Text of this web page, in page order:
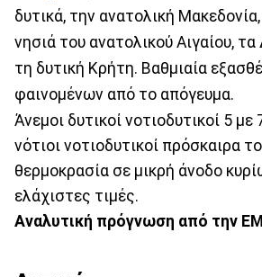
δυτικά, την ανατολική
νησιά του ανατολικού Αιγαίου,
τη δυτική Κρήτη. Βαθμιαία
φαινομένων από το απόγευμα.
Άνεμοι δυτικοί νοτιοδυτικοί 5 με
νότιοι νοτιοδυτικοί πρόσκαιρα
θερμοκρασία σε μικρή άνοδο
ελάχιστες τιμές.
Αναλυτική πρόγνωση από την